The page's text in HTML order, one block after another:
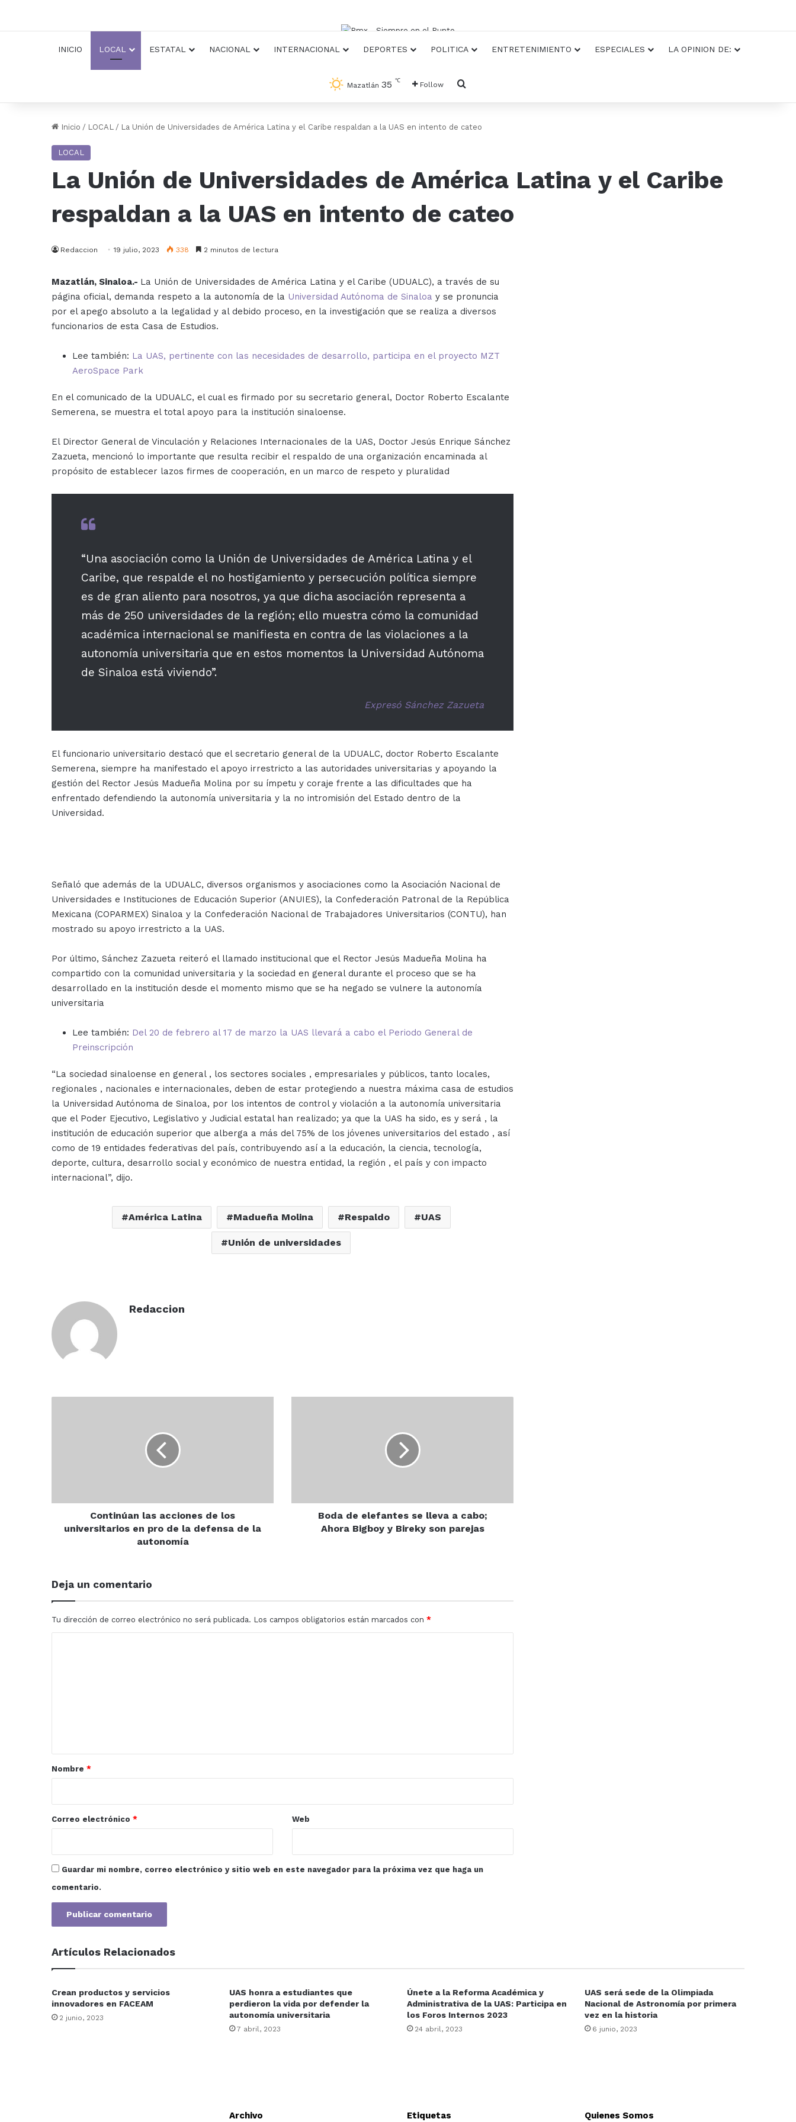
INICIO LOCAL ESTATAL NACIONAL INTERNACIONAL DEPORTES POLITICA ENTRETENIMIENTO ESPECIALES LA OPINION DE:
Mazatlán 35 ℃ Follow Busqueda
Inicio / LOCAL / La Unión de Universidades de América Latina y el Caribe respaldan a la UAS en intento de cateo
LOCAL
La Unión de Universidades de América Latina y el Caribe
respaldan a la UAS en intento de cateo
Redaccion 19 julio, 2023 338 2 minutos de lectura
Mazatlán, Sinaloa.- La Unión de Universidades de América Latina y el Caribe (UDUALC), a través de su
página oficial, demanda respeto a la autonomía de la Universidad Autónoma de Sinaloa y se pronuncia
por el apego absoluto a la legalidad y al debido proceso, en la investigación que se realiza a diversos
funcionarios de esta Casa de Estudios.
Lee también: La UAS, pertinente con las necesidades de desarrollo, participa en el proyecto MZT
AeroSpace Park
En el comunicado de la UDUALC, el cual es firmado por su secretario general, Doctor Roberto Escalante
Semerena, se muestra el total apoyo para la institución sinaloense.
El Director General de Vinculación y Relaciones Internacionales de la UAS, Doctor Jesús Enrique Sánchez
Zazueta, mencionó lo importante que resulta recibir el respaldo de una organización encaminada al
propósito de establecer lazos firmes de cooperación, en un marco de respeto y pluralidad
“Una asociación como la Unión de Universidades de América Latina y el
Caribe, que respalde el no hostigamiento y persecución política siempre
es de gran aliento para nosotros, ya que dicha asociación representa a
más de 250 universidades de la región; ello muestra cómo la comunidad
académica internacional se manifiesta en contra de las violaciones a la
autonomía universitaria que en estos momentos la Universidad Autónoma
de Sinaloa está viviendo”.
Expresó Sánchez Zazueta
El funcionario universitario destacó que el secretario general de la UDUALC, doctor Roberto Escalante
Semerena, siempre ha manifestado el apoyo irrestricto a las autoridades universitarias y apoyando la
gestión del Rector Jesús Madueña Molina por su ímpetu y coraje frente a las dificultades que ha
enfrentado defendiendo la autonomía universitaria y la no intromisión del Estado dentro de la
Universidad.
Señaló que además de la UDUALC, diversos organismos y asociaciones como la Asociación Nacional de
Universidades e Instituciones de Educación Superior (ANUIES), la Confederación Patronal de la República
Mexicana (COPARMEX) Sinaloa y la Confederación Nacional de Trabajadores Universitarios (CONTU), han
mostrado su apoyo irrestricto a la UAS.
Por último, Sánchez Zazueta reiteró el llamado institucional que el Rector Jesús Madueña Molina ha
compartido con la comunidad universitaria y la sociedad en general durante el proceso que se ha
desarrollado en la institución desde el momento mismo que se ha negado se vulnere la autonomía
universitaria
Lee también: Del 20 de febrero al 17 de marzo la UAS llevará a cabo el Periodo General de
Preinscripción
“La sociedad sinaloense en general , los sectores sociales , empresariales y públicos, tanto locales,
regionales , nacionales e internacionales, deben de estar protegiendo a nuestra máxima casa de estudios
la Universidad Autónoma de Sinaloa, por los intentos de control y violación a la autonomía universitaria
que el Poder Ejecutivo, Legislativo y Judicial estatal han realizado; ya que la UAS ha sido, es y será , la
institución de educación superior que alberga a más del 75% de los jóvenes universitarios del estado , así
como de 19 entidades federativas del país, contribuyendo así a la educación, la ciencia, tecnología,
deporte, cultura, desarrollo social y económico de nuestra entidad, la región , el país y con impacto
internacional”, dijo.
América Latina Madueña Molina Respaldo UAS
Unión de universidades
Redaccion
de
defensa
Continúan las acciones de los
universitarios en pro de la defensa de la
autonomía
Bigboy
Boda de elefantes se lleva a cabo;
Ahora Bigboy y Bireky son parejas
Deja un comentario
Tu dirección de correo electrónico no será publicada. Los campos obligatorios están marcados con *
r
*
Nombre *
Correo electrónico * Web
Guardar mi nombre, correo electrónico y sitio web en este navegador para la próxima vez que haga un
comentario.
Artículos Relacionados
Crean productos y servicios
innovadores en FACEAM
2 junio, 2023
UAS honra a estudiantes que
perdieron la vida por defender la
autonomía universitaria
7 abril, 2023
Únete a la Reforma Académica y
Administrativa de la UAS: Participa en
los Foros Internos 2023
24 abril, 2023
UAS será sede de la Olimpiada
Nacional de Astronomía por primera
vez en la historia
6 junio, 2023
Archivo Etiquetas Quienes Somos